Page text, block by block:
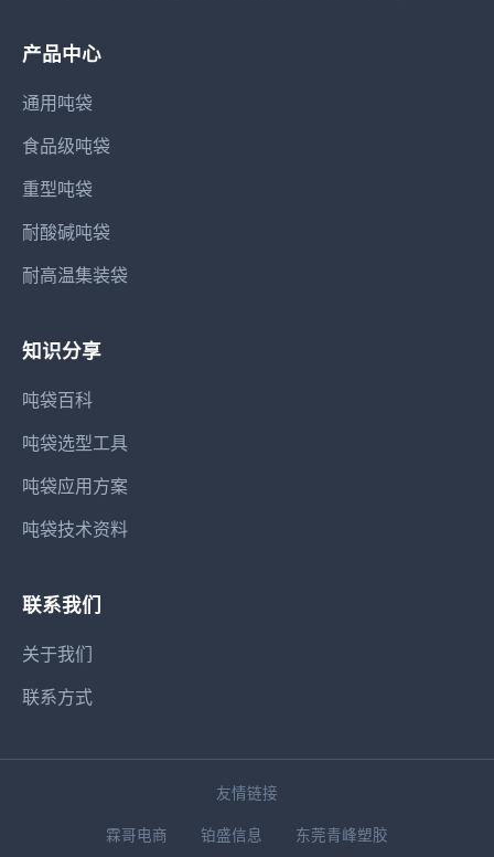
产品中心
通用吨袋
食品级吨袋
重型吨袋
耐酸碱吨袋
耐高温集装袋
知识分享
吨袋百科
吨袋选型工具
吨袋应用方案
吨袋技术资料
联系我们
关于我们
联系方式
友情链接
霖哥电商
铂盛信息 东莞青峰塑胶